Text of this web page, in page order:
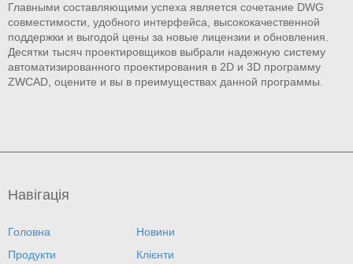
Главными составляющими успеха является сочетание DWG
совместимости, удобного интерфейса, высококачественной
поддержки и выгодой цены за новые лицензии и обновления.
Десятки тысяч проектировщиков выбрали надежную систему
автоматизированного проектирования в 2D и 3D программу
ZWCAD, оцените и вы в преимуществах данной программы.
Навігація
Головна
Продукти
Новини
Клієнти